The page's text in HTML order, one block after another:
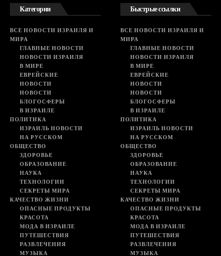
Категории
ВСЕ НОВОСТИ ИЗРАИЛЯ И
МИРА
ГЛАВНЫЕ НОВОСТИ
НОВОСТИ ИЗРАИЛЯ
В МИРЕ
ЕВРЕЙСКИЕ
НОВОСТИ
НОВОСТИ
БЛОГОСФЕРЫ
В ИЗРАИЛЕ
ПОЛИТИКА
ИЗРАИЛЬ НОВОСТИ
НА РУССКОМ
ОБЩЕСТВО
ЗДОРОВЬЕ
ОБРАЗОВАНИЕ
НАУКА
ТЕХНОЛОГИИ
СЕКРЕТЫ МИРА
КАЧЕСТВО ЖИЗНИ
ОПАСНЫЕ ПРОДУКТЫ
КРАСОТА
МОДА В ИЗРАИЛЕ
ПУТЕШЕСТВИЯ
РАЗВЛЕЧЕНИЯ
МУЗЫКА
Быстрые ссылки
ВСЕ НОВОСТИ ИЗРАИЛЯ И
МИРА
ГЛАВНЫЕ НОВОСТИ
НОВОСТИ ИЗРАИЛЯ
В МИРЕ
ЕВРЕЙСКИЕ
НОВОСТИ
НОВОСТИ
БЛОГОСФЕРЫ
В ИЗРАИЛЕ
ПОЛИТИКА
ИЗРАИЛЬ НОВОСТИ
НА РУССКОМ
ОБЩЕСТВО
ЗДОРОВЬЕ
ОБРАЗОВАНИЕ
НАУКА
ТЕХНОЛОГИИ
СЕКРЕТЫ МИРА
КАЧЕСТВО ЖИЗНИ
ОПАСНЫЕ ПРОДУКТЫ
КРАСОТА
МОДА В ИЗРАИЛЕ
ПУТЕШЕСТВИЯ
РАЗВЛЕЧЕНИЯ
МУЗЫКА